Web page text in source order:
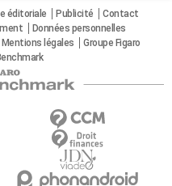
éditoriale Publicité
Contact
Données personnelles
Mentions légales
Groupe Figaro